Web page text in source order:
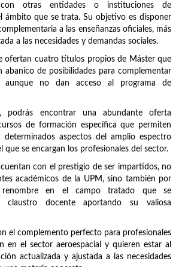
con otras entidades o instituciones de
ámbito que se trata. Su objetivo es disponer
a las enseñanzas oficiales, más
a las necesidades y demandas sociales.
ofertan cuatro títulos propios de Máster que
abanico de posibilidades para complementar
aunque no dan acceso al programa de
podrás encontrar una abundante oferta
de formación específica que permiten
determinados aspectos del amplio espectro
que se encargan los profesionales del sector.
con el prestigio de ser impartidos, no
académicos de la UPM, sino también por
renombre en el campo tratado que se
claustro docente aportando su valiosa
el complemento perfecto para profesionales
en el sector aeroespacial y quieren estar al
actualizada y ajustada a las necesidades